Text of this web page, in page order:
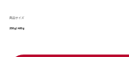
商品サイズ
250 g|400 g